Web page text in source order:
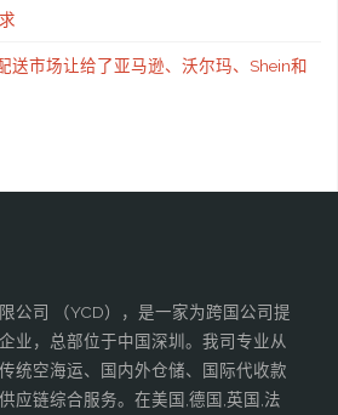
送市场让给了亚马逊、沃尔玛、Shein和
公司 （YCD），是一家为跨国公司提
业，总部位于中国深圳。我司专业从
统空海运、国内外仓储、国际代收款
应链综合服务。在美国,德国,英国,法